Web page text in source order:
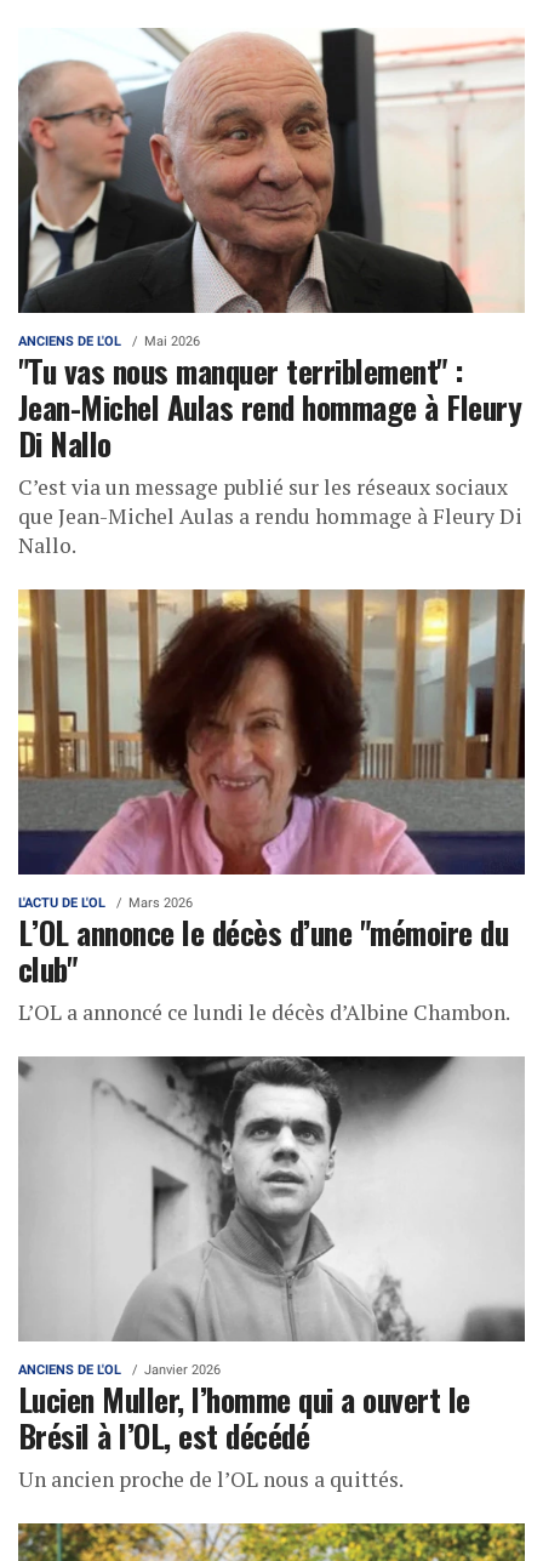
ANCIENS DE L'OL Mai 2026
"Tu vas nous manquer terriblement" :
Jean-Michel Aulas rend hommage à Fleury
Di Nallo
C’est via un message publié sur les réseaux sociaux
que Jean-Michel Aulas a rendu hommage à Fleury Di
Nallo.
L'ACTU DE L'OL Mars 2026
L’OL annonce le décès d’une "mémoire du
club"
L’OL a annoncé ce lundi le décès d’Albine Chambon.
ANCIENS DE L'OL Janvier 2026
Lucien Muller, l’homme qui a ouvert le
Brésil à l’OL, est décédé
Un ancien proche de l’OL nous a quittés.